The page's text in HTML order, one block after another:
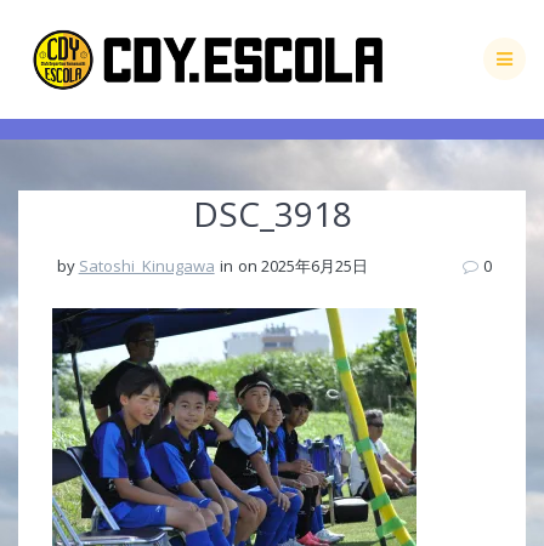
to
content
DSC_3918
by Satoshi_Kinugawa in on 2025年6月25日 0